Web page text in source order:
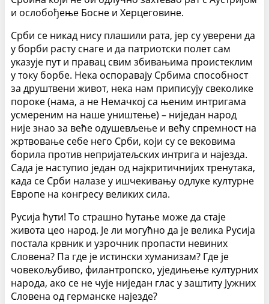
и ослобођење Босне и Херцеговине.
Срби се никад нису плашили рата, јер су уверени да
у борби расту снаге и да патриотски полет сам
указује пут и правац свим збивањима проистеклим
у току борбе. Нека оспоравају Србима способност
за друштвени живот, нека нам приписују свеколике
пороке (нама, а не Немачкој са њеним интригама
усмереним на наше уништење) – ниједан народ
није знао за веће одушевљење и већу спремност на
жртвовање себе него Срби, који су се вековима
борила против непријатељских интрига и најезда.
Сада је наступио један од најкритичнијих тренутака,
када се Срби налазе у ишчекивању одлуке културне
Европе на конгресу великих сила.
Русија ћути! То страшно ћутање може да стаје
живота цео народ. Је ли могућно да је велика Русија
постала крвник и узрочник пропасти невиних
Словена? Па где је истински хуманизам? Где је
човекољубиво, филантропско, уједињење културних
народа, ако се не чује ниједан глас у заштиту Јужних
Словена од германске најезде?